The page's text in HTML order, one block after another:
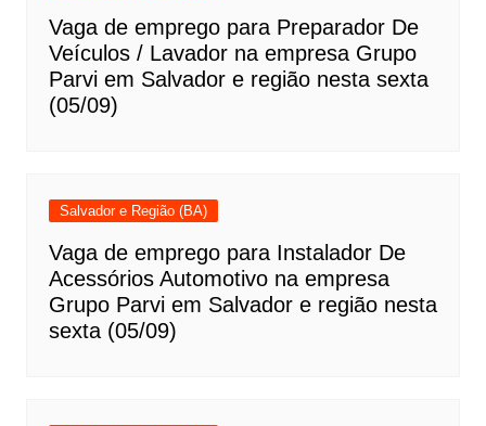
Vaga de emprego para Preparador De
Veículos / Lavador na empresa Grupo
Parvi em Salvador e região nesta sexta
(05/09)
Salvador e Região (BA)
Vaga de emprego para Instalador De
Acessórios Automotivo na empresa
Grupo Parvi em Salvador e região nesta
sexta (05/09)